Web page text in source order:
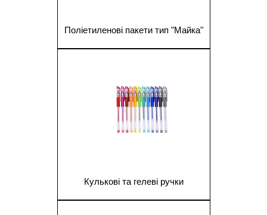
Поліетиленові пакети тип "Майка"
Кулькові та гелеві ручки